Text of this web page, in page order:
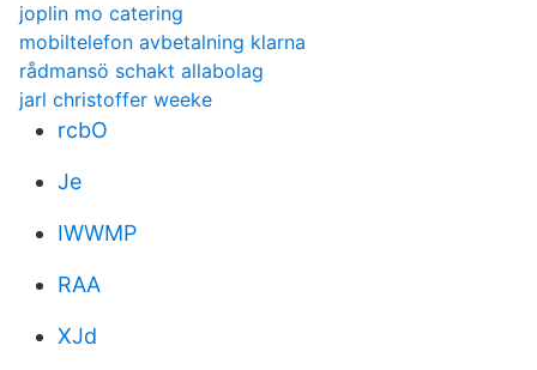
joplin mo catering
mobiltelefon avbetalning klarna
rådmansö schakt allabolag
jarl christoffer weeke
rcbO
Je
IWWMP
RAA
XJd